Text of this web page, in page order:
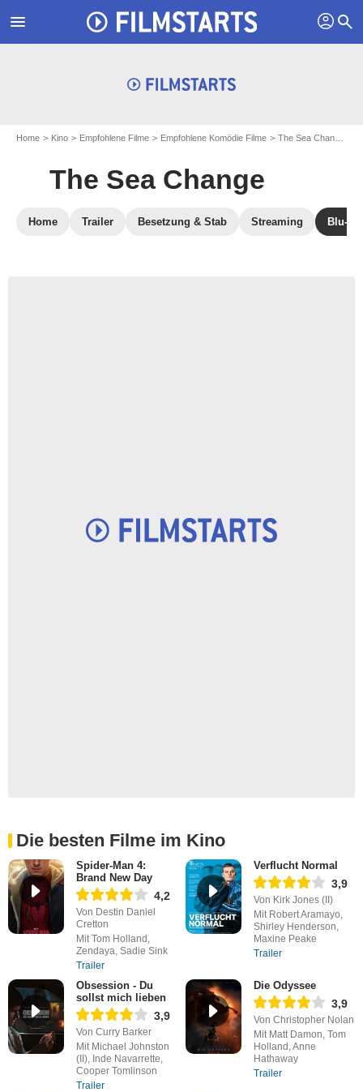
menu profil search
Home Kino Empfohlene Filme Empfohlene Komödie Filme The Sea Change
The Sea Change
Home Trailer Besetzung & Stab Streaming Blu-
Die besten Filme im Kino
Spider-Man 4:
Brand New Day
4,2
Von Destin Daniel
Cretton
Mit Tom Holland,
Zendaya, Sadie Sink
Trailer
Verflucht Normal
3,9
Von Kirk Jones (II)
Mit Robert Aramayo,
Shirley Henderson,
Maxine Peake
Trailer
Obsession - Du
sollst mich lieben
3,9
Von Curry Barker
Mit Michael Johnston
(II), Inde Navarrette,
Cooper Tomlinson
Trailer
Die Odyssee
3,9
Von Christopher Nolan
Mit Matt Damon, Tom
Holland, Anne
Hathaway
Trailer